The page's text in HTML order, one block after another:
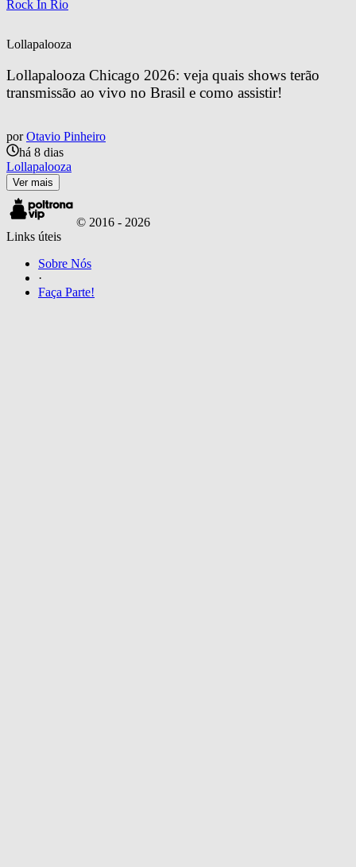
Rock In Rio
Lollapalooza
Lollapalooza Chicago 2026: veja quais shows terão
transmissão ao vivo no Brasil e como assistir!
por Otavio Pinheiro
há 8 dias
Lollapalooza
Ver mais
© 2016 - 2026
Links úteis
Sobre Nós
·
Faça Parte!